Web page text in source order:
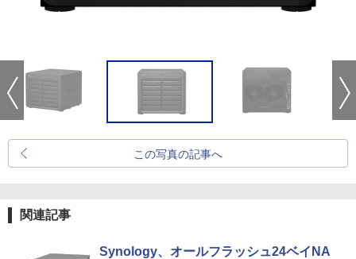
この写真の記事へ
関連記事
Synology、オールフラッシュ24ベイNA